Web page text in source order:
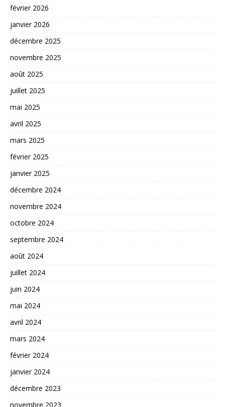
février 2026
janvier 2026
décembre 2025
novembre 2025
août 2025
juillet 2025
mai 2025
avril 2025
mars 2025
février 2025
janvier 2025
décembre 2024
novembre 2024
octobre 2024
septembre 2024
août 2024
juillet 2024
juin 2024
mai 2024
avril 2024
mars 2024
février 2024
janvier 2024
décembre 2023
novembre 2023